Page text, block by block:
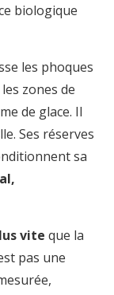
biologique
les phoques
zones de
de glace. Il
Ses réserves
sa
vite que la
pas une